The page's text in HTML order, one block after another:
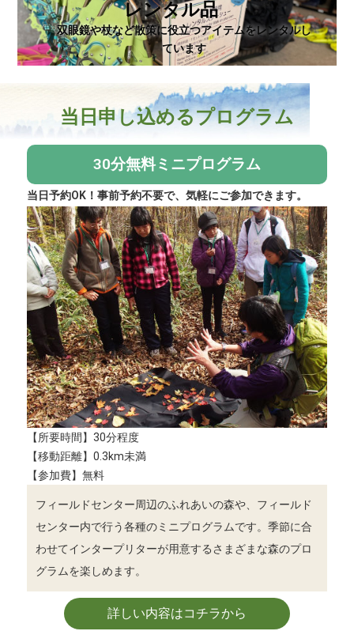
レンタル品
双眼鏡や杖など散策に役立つアイテムをレンタルし
ています
当日申し込めるプログラム
30分無料ミニプログラム
当日予約OK！事前予約不要で、気軽にご参加できます。
【所要時間】30分程度
【移動距離】0.3km未満
【参加費】無料
フィールドセンター周辺のふれあいの森や、フィールド
センター内で行う各種のミニプログラムです。季節に合
わせてインタープリターが用意するさまざまな森のプロ
グラムを楽しめます。
詳しい内容はコチラから